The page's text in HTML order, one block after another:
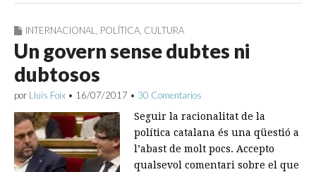
INTERNACIONAL POLÍTICA CULTURA
Un govern sense dubtes ni
dubtosos
por Lluís Foix • 16/07/2017 • 30 Comentarios
Seguir la racionalitat de la
política catalana és una qüestió a
l’abast de molt pocs. Accepto
qualsevol comentari sobre el que